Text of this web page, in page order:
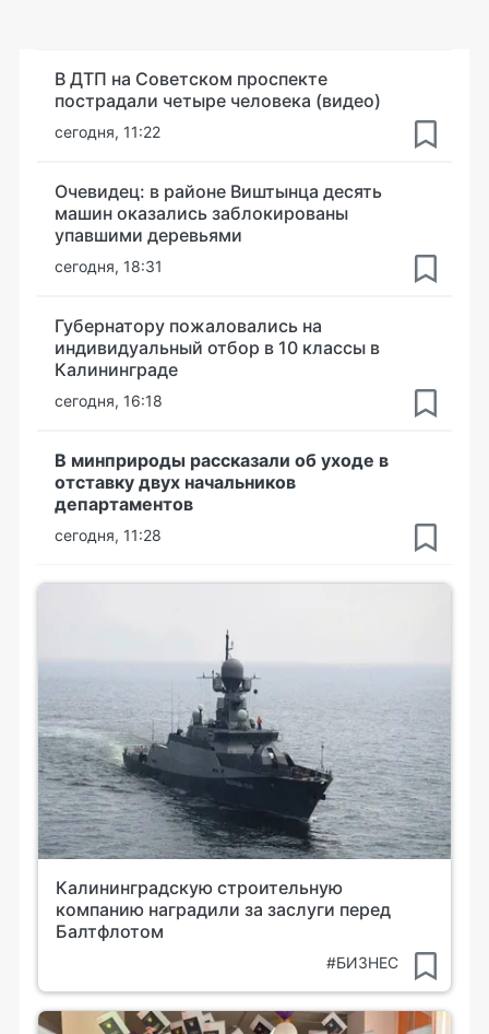
В ДТП на Советском проспекте
пострадали четыре человека (видео)
сегодня, 11:22
Очевидец: в районе Виштынца десять
машин оказались заблокированы
упавшими деревьями
сегодня, 18:31
Губернатору пожаловались на
индивидуальный отбор в 10 классы в
Калининграде
сегодня, 16:18
В минприроды рассказали об уходе в
отставку двух начальников
департаментов
сегодня, 11:28
Калининградскую строительную
компанию наградили за заслуги перед
Балтфлотом
#БИЗНЕС